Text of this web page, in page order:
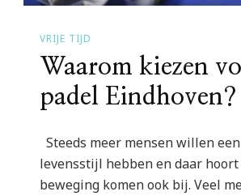
VRIJE TIJD
Waarom kiezen
padel Eindhoven?
Steeds meer mensen willen
levensstijl hebben en daar
beweging komen ook bij. Veel